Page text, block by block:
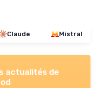
Claude Mistral
actualités de